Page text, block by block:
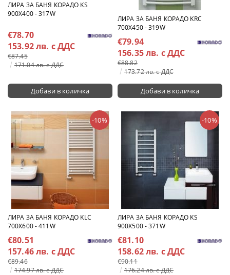
ЛИРА ЗА БАНЯ КОРАДО KS
900X400 - 317W
€78.70
153.92 лв. с ДДС
€87.45
171.04 лв. с ДДС
ЛИРА ЗА БАНЯ КОРАДО KRC
700X450 - 319W
€79.94
156.35 лв. с ДДС
€88.82
173.72 лв. с ДДС
ЛИРА ЗА БАНЯ КОРАДО KLC
700X600 - 411W
-10%
€80.51
157.46 лв. с ДДС
€89.46
174.97 лв. с ДДС
ЛИРА ЗА БАНЯ КОРАДО KS
900X500 - 371W
-10%
€81.10
158.62 лв. с ДДС
€90.11
176.24 лв. с ДДС